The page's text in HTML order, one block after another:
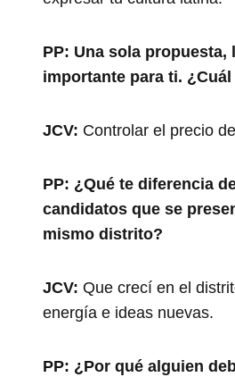
PP: Una sola propuesta,
importante para ti.
JCV: Controlar el precio
PP: ¿Qué te diferencia
candidatos que se
mismo distrito?
JCV: Que crecí en el
energía e ideas nuevas.
PP: ¿Por qué alguien